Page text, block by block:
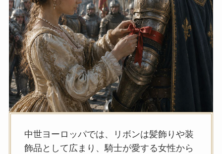
中世ヨーロッパでは、リボンは髪飾りや装
飾品として広まり、騎士が愛する女性から